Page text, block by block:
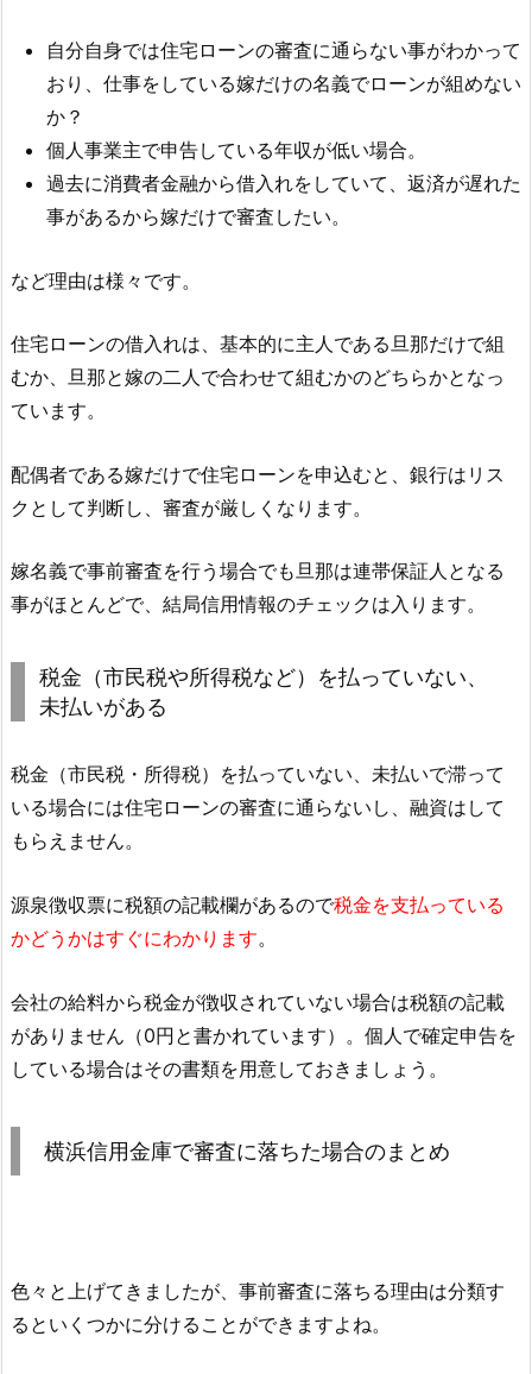
自分自身では住宅ローンの審査に通らない事がわかって
おり、仕事をしている嫁だけの名義でローンが組めない
か？
個人事業主で申告している年収が低い場合。
過去に消費者金融から借入れをしていて、返済が遅れた
事があるから嫁だけで審査したい。
など理由は様々です。
住宅ローンの借入れは、基本的に主人である旦那だけで組
むか、旦那と嫁の二人で合わせて組むかのどちらかとなっ
ています。
配偶者である嫁だけで住宅ローンを申込むと、銀行はリス
クとして判断し、審査が厳しくなります。
嫁名義で事前審査を行う場合でも旦那は連帯保証人となる
事がほとんどで、結局信用情報のチェックは入ります。
税金（市民税や所得税など）を払っていない、
未払いがある
税金（市民税・所得税）を払っていない、未払いで滞って
いる場合には住宅ローンの審査に通らないし、融資はして
もらえません。
源泉徴収票に税額の記載欄があるので税金を支払っている
かどうかはすぐにわかります。
会社の給料から税金が徴収されていない場合は税額の記載
がありません（0円と書かれています）。個人で確定申告を
している場合はその書類を用意しておきましょう。
横浜信用金庫で審査に落ちた場合のまとめ
色々と上げてきましたが、事前審査に落ちる理由は分類す
るといくつかに分けることができますよね。